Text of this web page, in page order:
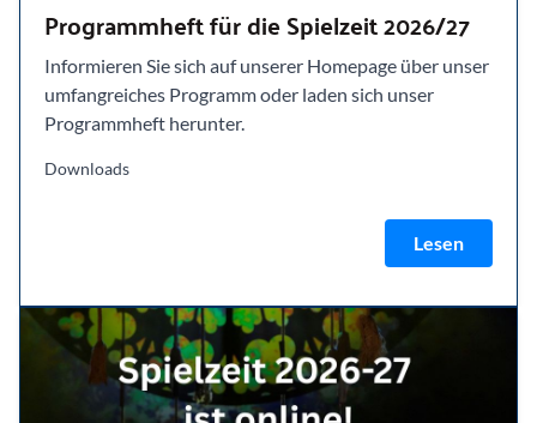
Programmheft für die Spielzeit 2026/27
Informieren Sie sich auf unserer Homepage über unser
umfangreiches Programm oder laden sich unser
Programmheft herunter.
Downloads
Lesen